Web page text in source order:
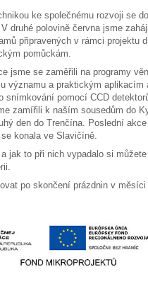
ke společnému rozvoji se
druhé polovině června jsme
připravených v rámci projektu
pomůckám.
jsme se zaměřili na programy
významu a praktickým aplikacím
snímkování pomocí CCD
zamířili k naším sousedům do
den do Trenčína. Poslední akce
konala ve Slavičíně.
jak to při nich vypadalo si můžete
po skončení prázdnin v měsíci